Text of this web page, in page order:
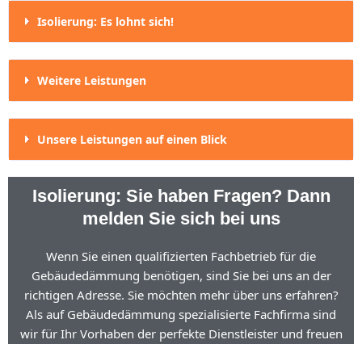
Isolierung: Es lohnt sich!
Weitere Leistungen
Unsere Leistungen auf einen Blick
Isolierung: Sie haben Fragen? Dann
melden Sie sich bei uns
Wenn Sie einen qualifizierten Fachbetrieb für die
Gebäudedämmung benötigen, sind Sie bei uns an der
richtigen Adresse. Sie möchten mehr über uns erfahren?
Als auf Gebäudedämmung spezialisierte Fachfirma sind
wir für Ihr Vorhaben der perfekte Dienstleister und freuen